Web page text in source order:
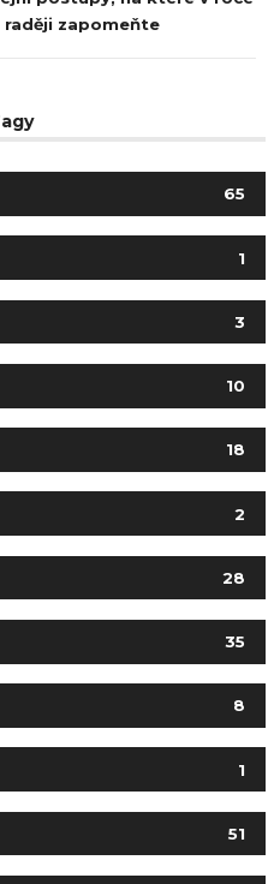
raději zapomeňte
65
1
3
10
18
2
28
35
8
1
51